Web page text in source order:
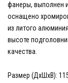
фанеры, выполнен
оснащено
из литого
высоте
качества.
Размер (ДхШхВ):